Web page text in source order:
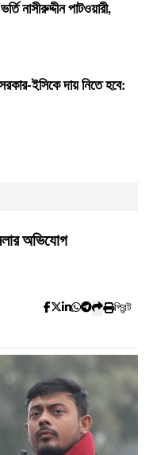
নাসীরুদ্দীন পাটওয়ারী,
ইসিকে দায় নিতে হবে:
অভিযোগ
প্রিন্ট